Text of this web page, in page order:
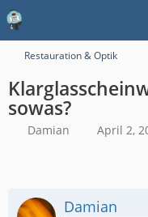
Restauration & Optik
sowas?
Damian April 2,
Damian